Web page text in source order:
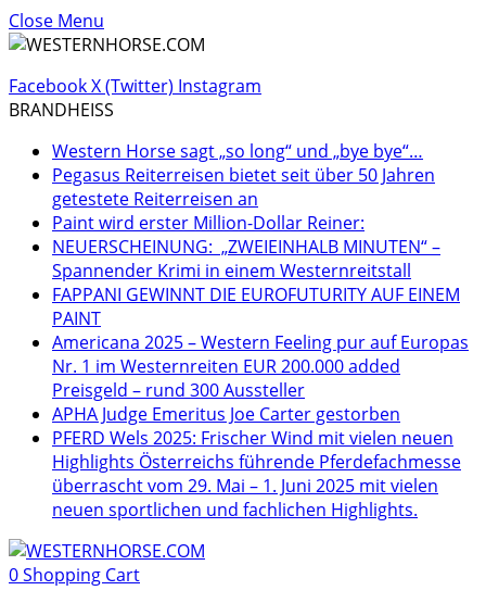
Close Menu
FacebookX (Twitter) Instagram
BRANDHEISS
Western Horse sagt „so long“ und „bye bye“…
Pegasus Reiterreisen bietet seit über 50 Jahren
getestete Reiterreisen an
Paint wird erster Million-Dollar Reiner:
NEUERSCHEINUNG: „ZWEIEINHALB MINUTEN“ –
Spannender Krimi in einem Westernreitstall
FAPPANI GEWINNT DIE EUROFUTURITY AUF EINEM
PAINT
Americana 2025 – Western Feeling pur auf Europas
Nr. 1 im Westernreiten EUR 200.000 added
Preisgeld – rund 300 Aussteller
APHA Judge Emeritus Joe Carter gestorben
PFERD Wels 2025: Frischer Wind mit vielen neuen
Highlights Österreichs führende Pferdefachmesse
überrascht vom 29. Mai – 1. Juni 2025 mit vielen
neuen sportlichen und fachlichen Highlights.
0Shopping Cart